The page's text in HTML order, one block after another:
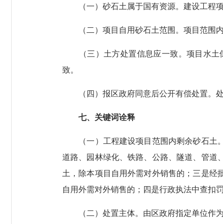
（一）砂石土属于国有资源。建设工程项
（二）项目自用砂石土范围。项目范围内
（三）土方处置信息应一致。项目水土
致。
（四）报区政府同意后公开有偿处置。处
七、关键词诠释
（一）工程建设项目范围内剩余砂石土。
道路、园林绿化、铁路、公路、隧道、管道
土，除本项目自用外需对外销售的；三是经
自用外需对外销售的；四是行政执法中查扣
（二）处置主体。由区政府指定单位作为